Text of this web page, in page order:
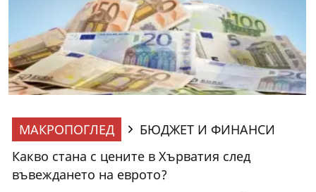
МАКРОПОГЛЕД
БЮДЖЕТ И ФИНАНСИ
Какво стана с цените в Хърватия след
въвеждането на еврото?